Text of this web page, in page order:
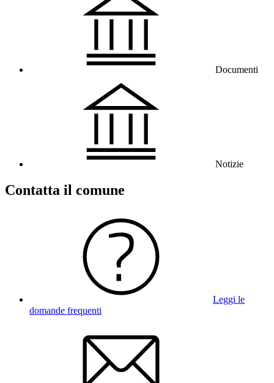
Documenti
Notizie
Contatta il comune
Leggi le
domande frequenti